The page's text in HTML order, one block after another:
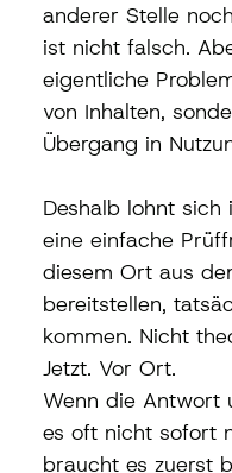
anderer Stelle
ist nicht falsch.
eigentliche
von Inhalten,
Übergang in
Deshalb lohnt
eine einfache
diesem Ort aus
bereitstellen,
kommen. Nicht
Jetzt. Vor Ort.
Wenn die Antwort
es oft nicht sofort
braucht es zuerst